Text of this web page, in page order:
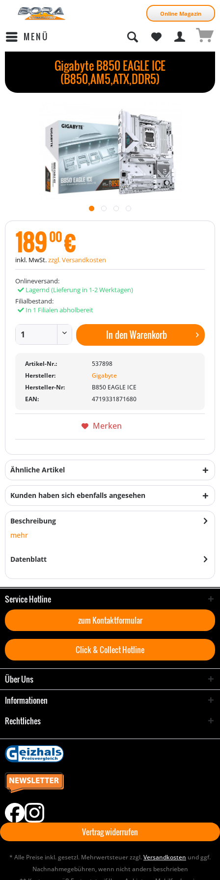
Online Magazin
MENÜ
Gigabyte B850 EAGLE ICE
(B850,AM5,ATX,DDR5)
18900€
inkl. MwSt.zzgl. Versandkosten
Onlineversand:
Lagernd (Lieferung in 1-2 Werktagen)
Filialbestand:
In 1 Filialen abholbereit
In denWarenkorb
Artikel-Nr.:
537898
Hersteller:
Gigabyte
Hersteller-Nr:
B850 EAGLE ICE
EAN:
4719331871680
Merken
Ähnliche Artikel
Kunden haben sich ebenfalls angesehen
Beschreibung
mehr
Datenblatt
Service Hotline
zum Kontaktformular
Click & Collect Hotline
Über Uns
Informationen
Rechtliches
Vertrag widerrufen
* Alle Preise inkl. gesetzl. Mehrwertsteuer zzgl.Versandkosten und ggf.
Nachnahmegebühren, wenn nicht anders beschrieben